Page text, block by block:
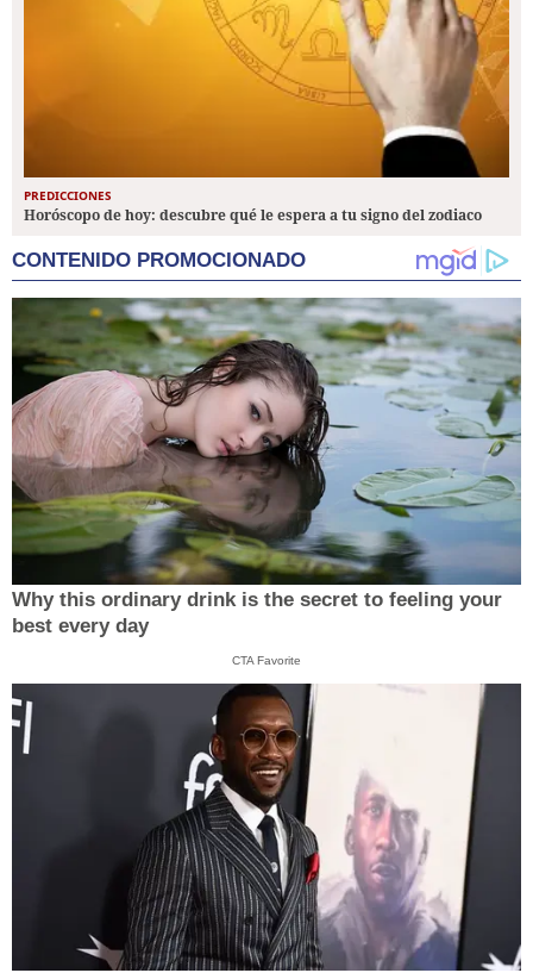
PREDICCIONES
Horóscopo de hoy: descubre qué le espera a tu signo del zodiaco
CONTENIDO PROMOCIONADO
Why this ordinary drink is the secret to feeling your
best every day
CTA Favorite